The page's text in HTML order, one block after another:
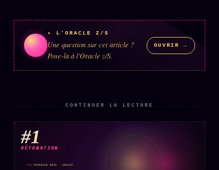
Founders
Équipe
Auteurs
Personas
Qui baise qui
Charte éditoriale
Studios
✦ L'ORACLE Z/S
Une question sur cet article ?
Pose-la à l'Oracle z/S.
OUVRIR →
CONTINUER LA LECTURE
#1
DÉTONATION